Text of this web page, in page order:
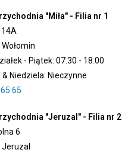
"Miła" - Filia nr 1
14A
- Piątek: 07:30 - 18:00
Niedziela: Nieczynne
65
"Jeruzal" - Filia nr 2
6